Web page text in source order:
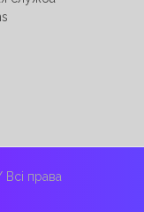
права